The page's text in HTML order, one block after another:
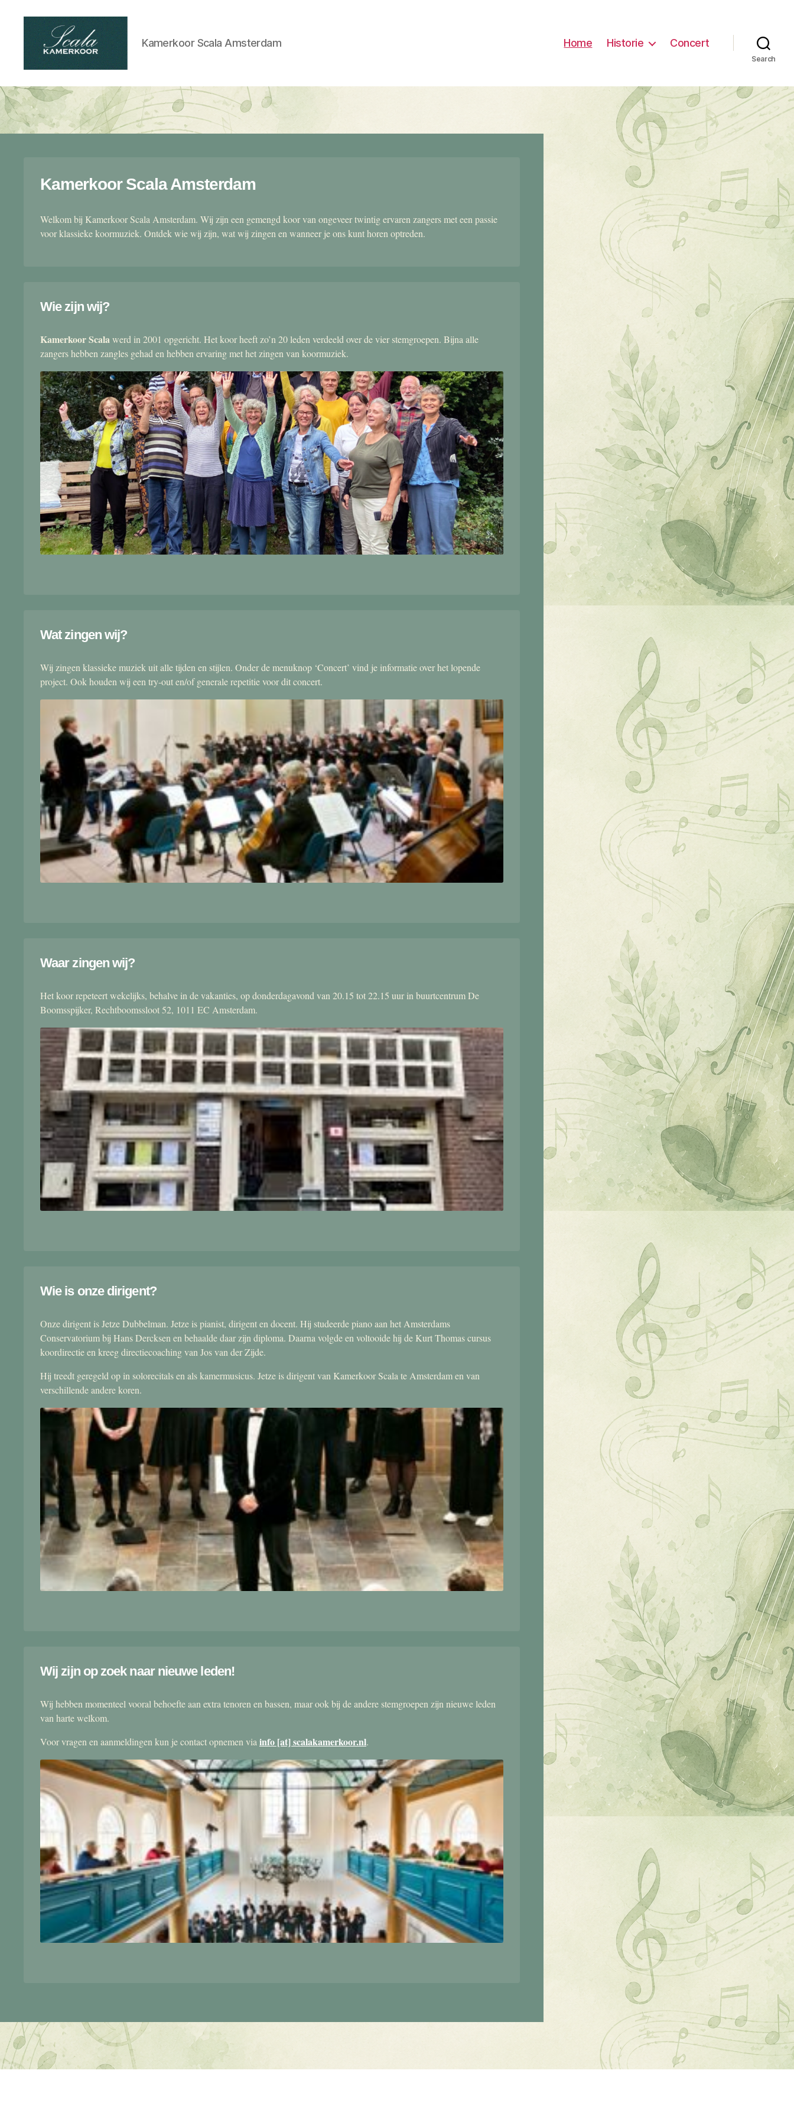
kamerkoor
Kamerkoor Scala Amsterdam Home Historie Concert
Search
Kamerkoor Scala Amsterdam
Welkom bij Kamerkoor Scala Amsterdam. Wij zijn een gemengd koor van ongeveer twintig ervaren zangers met een passie
voor klassieke koormuziek. Ontdek wie wij zijn, wat wij zingen en wanneer je ons kunt horen optreden.
Wie zijn wij?
Kamerkoor Scalawerd in 2001 opgericht. Het koor heeft zo’n 20 leden verdeeld over de vier stemgroepen. Bijna alle
zangers hebben zangles gehad en hebben ervaring met het zingen van koormuziek.
Wat zingen wij?
Wij zingen klassieke muziek uit alle tijden en stijlen. Onder de menuknop ‘Concert’ vind je informatie over het lopende
project. Ook houden wij een try-out en/of generale repetitie voor dit concert.
Waar zingen wij?
Het koor repeteert wekelijks, behalve in de vakanties, op donderdagavond van 20.15 tot 22.15 uur in buurtcentrum De
Boomsspijker, Rechtboomssloot 52, 1011 EC Amsterdam.
Wie is onze dirigent?
Onze dirigent is Jetze Dubbelman. Jetze is pianist, dirigent en docent. Hij studeerde piano aan het Amsterdams
Conservatorium bij Hans Dercksen en behaalde daar zijn diploma. Daarna volgde en voltooide hij de Kurt Thomas cursus
koordirectie en kreeg directiecoaching van Jos van der Zijde.
Hij treedt geregeld op in solorecitals en als kamermusicus. Jetze is dirigent van Kamerkoor Scala te Amsterdam en van
verschillende andere koren.
Wij zijn op zoek naar nieuwe leden!
Wij hebben momenteel vooral behoefte aan extra tenoren en bassen, maar ook bij de andere stemgroepen zijn nieuwe leden
van harte welkom.
Voor vragen en aanmeldingen kun je contact opnemen via info [at] scalakamerkoor.nl.